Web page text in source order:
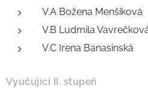
V.A Božena Menšíková
V.B Ludmila
V.C Irena Banasinská
Vyučující II. stupeň